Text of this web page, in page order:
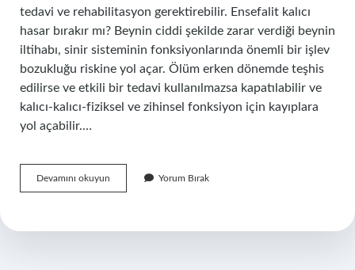
tedavi ve rehabilitasyon gerektirebilir. Ensefalit kalıcı
hasar bırakır mı? Beynin ciddi şekilde zarar verdiği beynin
iltihabı, sinir sisteminin fonksiyonlarında önemli bir işlev
bozukluğu riskine yol açar. Ölüm erken dönemde teşhis
edilirse ve etkili bir tedavi kullanılmazsa kapatılabilir ve
kalıcı-kalıcı-fiziksel ve zihinsel fonksiyon için kayıplara
yol açabilir.…
Devamını okuyun Ensefalite
Ne
Yorum Bırak